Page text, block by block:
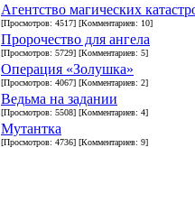
Агентство магических
[Просмотров: 4517] [Комментариев: 10]
Пророчество для ангела
[Просмотров: 5729] [Комментариев: 5]
Операция «Золушка»
[Просмотров: 4067] [Комментариев: 2]
Ведьма на задании
[Просмотров: 5508] [Комментариев: 4]
Мутантка
[Просмотров: 4736] [Комментариев: 9]